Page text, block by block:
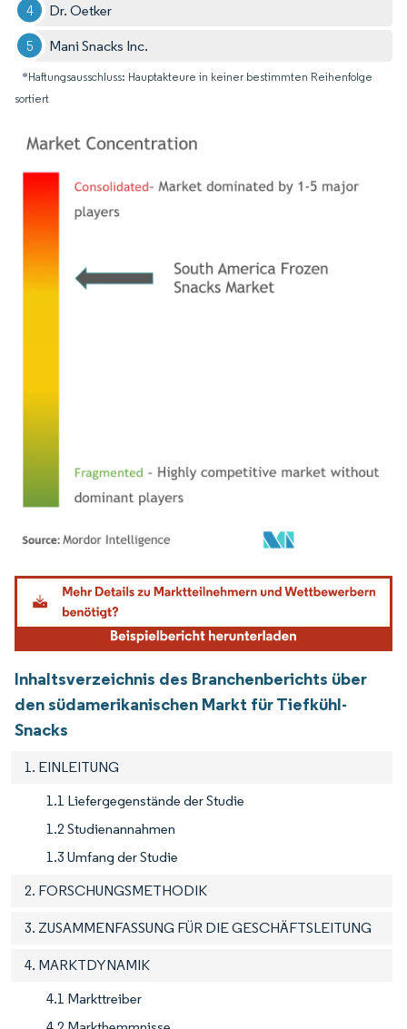
Dr. Oetker
Mani Snacks Inc.
*Haftungsausschluss: Hauptakteure in keiner bestimmten Reihenfolge
sortiert
Bild © Mordor Intelligence. Wiederverwendung erfordert Namensnennung gemäß
Inhaltsverzeichnis des Branchenberichts über
den südamerikanischen Markt für Tiefkühl-
Snacks
1. EINLEITUNG
1.1 Liefergegenstände der Studie
1.2 Studienannahmen
1.3 Umfang der Studie
2. FORSCHUNGSMETHODIK
3. ZUSAMMENFASSUNG FÜR DIE GESCHÄFTSLEITUNG
4. MARKTDYNAMIK
4.1 Markttreiber